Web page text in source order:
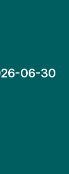
06-30